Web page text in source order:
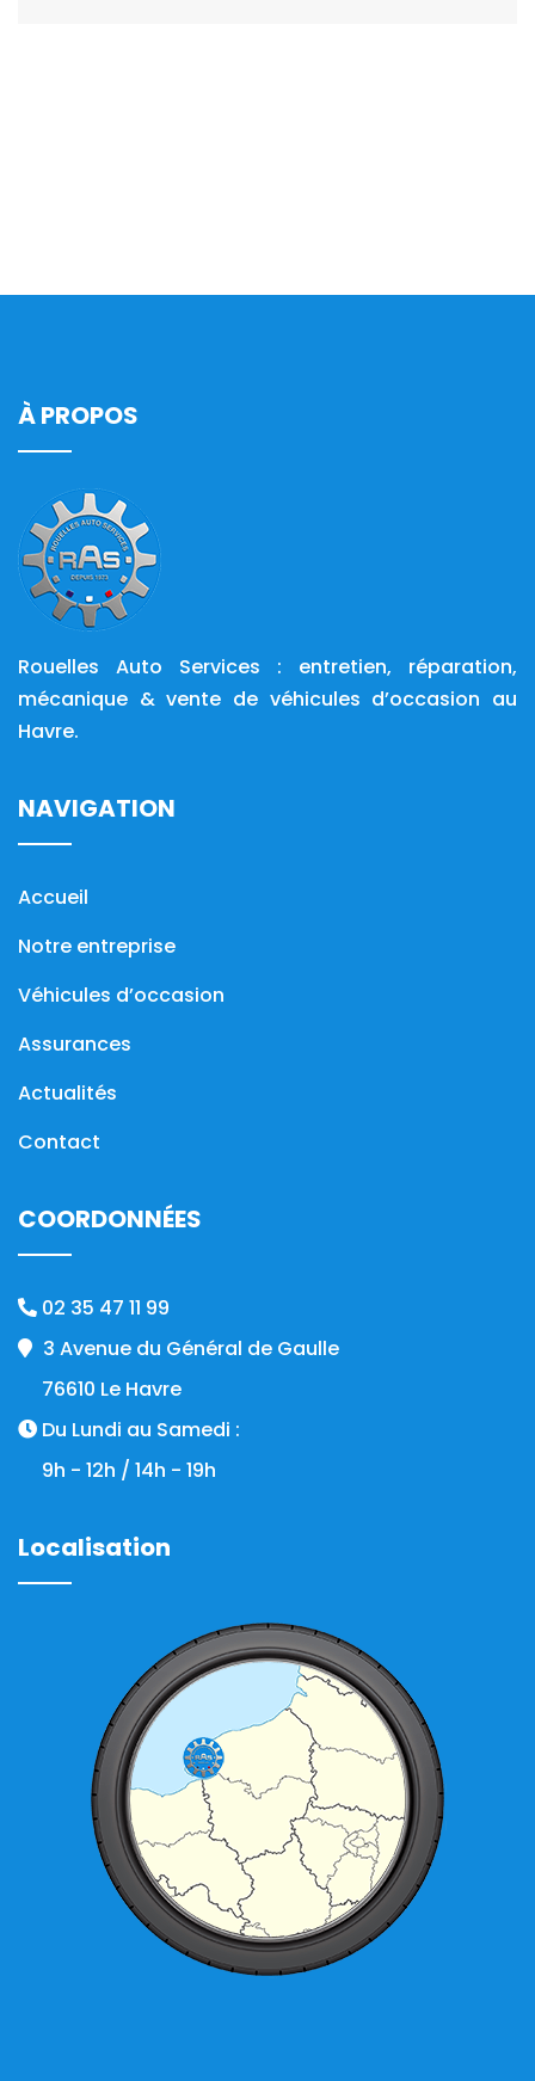
À PROPOS
Rouelles Auto Services : entretien, réparation,
mécanique & vente de véhicules d’occasion au
Havre.
NAVIGATION
Accueil
Notre entreprise
Véhicules d’occasion
Assurances
Actualités
Contact
COORDONNÉES
02 35 47 11 99
3 Avenue du Général de Gaulle
76610 Le Havre
Du Lundi au Samedi :
9h - 12h / 14h - 19h
Localisation